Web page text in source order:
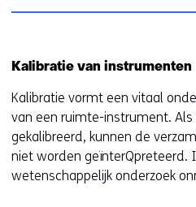
Kalibratie van instrumenten
Kalibratie vormt een vitaal
van een ruimte-instrument.
gekalibreerd, kunnen de
niet worden geïnterQpreteerd.
wetenschappelijk onderzoek